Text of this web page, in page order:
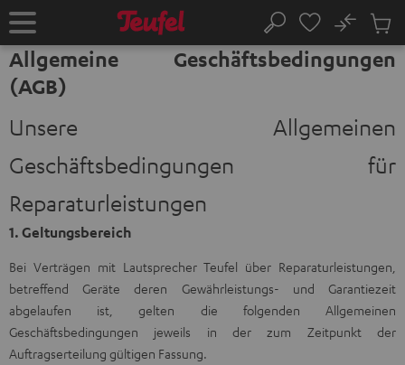
Startseite Suche
No
im
Allgemeine Geschäftsbedingungen
(AGB)
Unsere Allgemeinen
Geschäftsbedingungen für
Reparaturleistungen
1. Geltungsbereich
Bei Verträgen mit Lautsprecher Teufel über Reparaturleistungen,
betreffend Geräte deren Gewährleistungs- und Garantiezeit
abgelaufen ist, gelten die folgenden Allgemeinen
Geschäftsbedingungen jeweils in der zum Zeitpunkt der
Auftragserteilung gültigen Fassung.